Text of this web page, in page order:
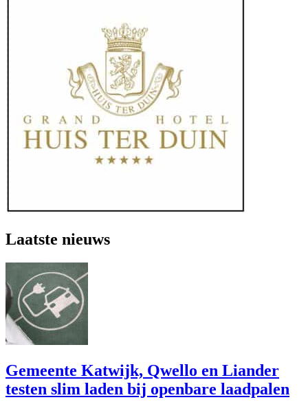
Laatste nieuws
Gemeente Katwijk, Qwello en Liander
testen slim laden bij openbare laadpalen